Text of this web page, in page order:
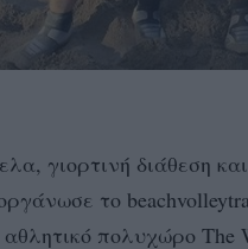
γιορτινή διάθεση
το
πολυχώρο